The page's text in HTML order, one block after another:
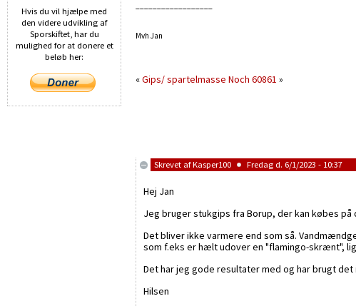
Mvh Jan
«Gips/ spartelmasse Noch 60861 »
Skrevet afKasper100 Fredag d. 6/1/2023 - 10:37
Hej Jan
Jeg bruger stukgips fra Borup, der kan købes
Det bliver ikke varmere end som så.
som f.eks er hælt udover en "flamingo-skrænt",
Det har jeg gode resultater med og har brugt det
Hilsen
Hvis du vil hjælpe med
den videre udvikling af
Sporskiftet, har du
mulighed for at donere et
beløb her: